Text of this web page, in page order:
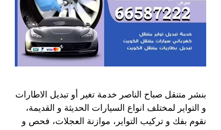
بنشر متنقل صباح الناصر خدمة تغير أو تبديل الاطارات
و التواير لمختلف انواع السيارات الحديثة و القديمة،
نقوم بفك و تركيب التواير، موازنة العجلات، فحص و